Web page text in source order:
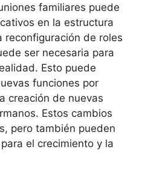
familiares puede
en la estructura
reconfiguración de roles
ser necesaria para
Esto puede
funciones por
creación de nuevas
Estos cambios
pero también pueden
el crecimiento y la